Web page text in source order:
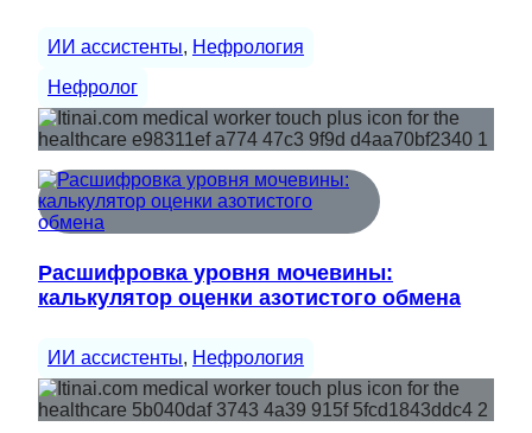
ИИ ассистенты, Нефрология
Нефролог
Расшифровка уровня мочевины:
калькулятор оценки азотистого обмена
ИИ ассистенты, Нефрология